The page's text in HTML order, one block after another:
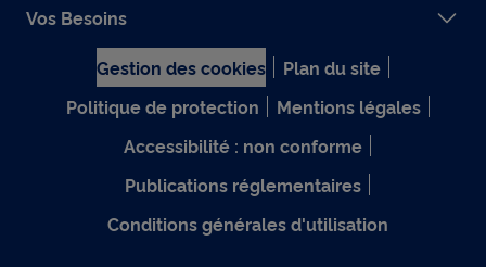
Vos Besoins
Gestion des cookies
Plan du site
Politique de protection
Mentions légales
Accessibilité : non conforme
Publications réglementaires
Conditions générales d'utilisation